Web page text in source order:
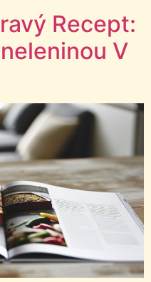
Recept:
V